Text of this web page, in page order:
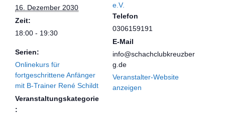
16. Dezember 2030
Zeit:
18:00 - 19:30
Serien:
Onlinekurs für
fortgeschrittene Anfänger
mit B-Trainer René Schildt
Veranstaltungskategorie
:
e.V.
Telefon
0306159191
E-Mail
info@schachclubkreuzber
g.de
Veranstalter-Website
anzeigen